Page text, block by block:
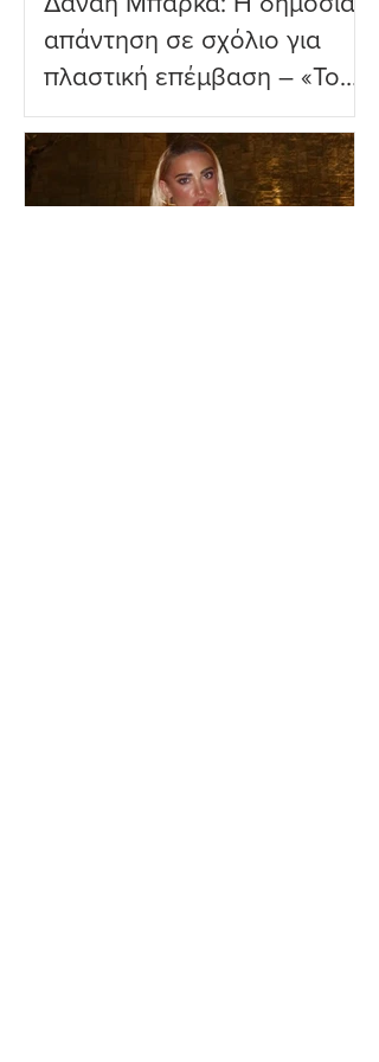
απάντηση σε σχόλιο για
πλαστική επέμβαση – «Το
ωραιότερο σχόλιο που